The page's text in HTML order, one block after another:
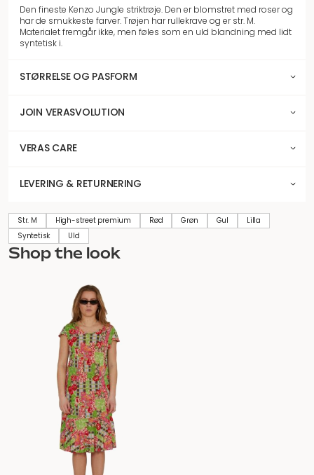
Den fineste Kenzo Jungle striktrøje. Den er blomstret med roser og
har de smukkeste farver. Trøjen har rullekrave og er str. M.
Materialet fremgår ikke, men føles som en uld blandning med lidt
syntetisk i.
STØRRELSE OG PASFORM
JOIN VERASVOLUTION
VERAS CARE
LEVERING & RETURNERING
Str. M High-street premium Rød Grøn Gul
Lilla
Syntetisk
Uld
Shop the look